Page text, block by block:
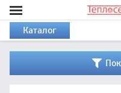
Каталог